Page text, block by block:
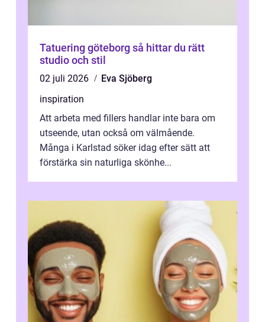
Tatuering göteborg så hittar du rätt
studio och stil
02 juli 2026
Eva Sjöberg
inspiration
Att arbeta med fillers handlar inte bara om
utseende, utan också om välmående.
Många i Karlstad söker idag efter sätt att
förstärka sin naturliga skönhe...